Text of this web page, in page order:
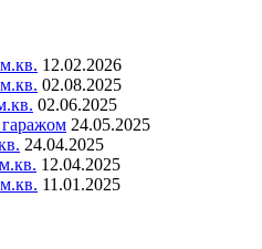
12.02.2026
02.08.2025
02.06.2025
24.05.2025
24.04.2025
12.04.2025
11.01.2025